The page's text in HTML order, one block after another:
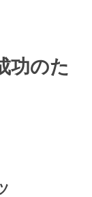
功のた